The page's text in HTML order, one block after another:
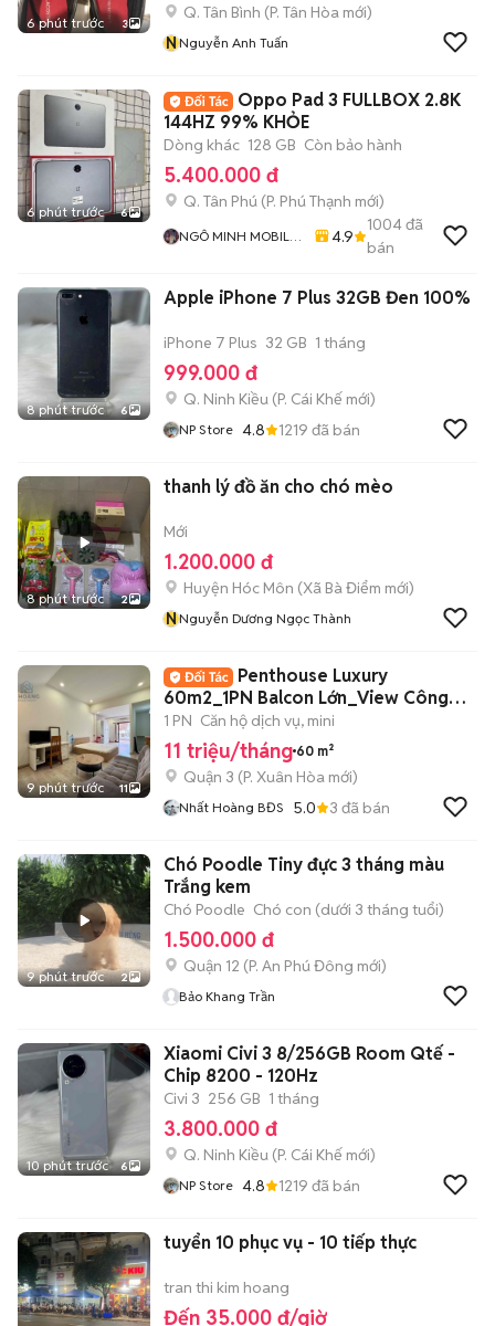
6 phút trước 3
Q. Tân Bình (P. Tân Hòa mới)
NNguyễn Anh Tuấn
6 phút trước 6
Oppo Pad 3 FULLBOX 2.8K
144HZ 99% KHỎE
Dòng khác 128 GB Còn bảo hành
5.400.000 đ
Q. Tân Phú (P. Phú Thạnh mới)
NGÔ MINH MOBILE
4.9
1004đã
bán
8 phút trước 6
Apple iPhone 7 Plus 32GB Đen 100%
iPhone 7 Plus 32 GB 1 tháng
999.000 đ
Q. Ninh Kiều (P. Cái Khế mới)
NP Store 4.8 1219 đã bán
8 phút trước 2
thanh lý đồ ăn cho chó mèo
Mới
1.200.000 đ
Huyện Hóc Môn (Xã Bà Điểm mới)
NNguyễn Dương Ngọc Thành
9 phút trước 11
Penthouse Luxury
60m2_1PN Balcon Lớn_View Công
Viên Ngay Võ Thị Sáu
1 PN Căn hộ dịch vụ, mini
11 triệu/tháng 60 m²
Quận 3 (P. Xuân Hòa mới)
Nhất Hoàng BĐS 5.0 3 đã bán
9 phút trước 2
Chó Poodle Tiny đực 3 tháng màu
Trắng kem
Chó Poodle Chó con (dưới 3 tháng tuổi)
1.500.000 đ
Quận 12 (P. An Phú Đông mới)
Bảo Khang Trần
10 phút trước 6
Xiaomi Civi 3 8/256GB Room Qtế -
Chip 8200 - 120Hz
Civi 3 256 GB 1 tháng
3.800.000 đ
Q. Ninh Kiều (P. Cái Khế mới)
NP Store 4.8 1219 đã bán
tuyển 10 phục vụ - 10 tiếp thực
tran thi kim hoang
Đến 35.000 đ/giờ